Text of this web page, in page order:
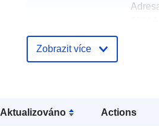
Aktualizováno Actions
Zobrazit více